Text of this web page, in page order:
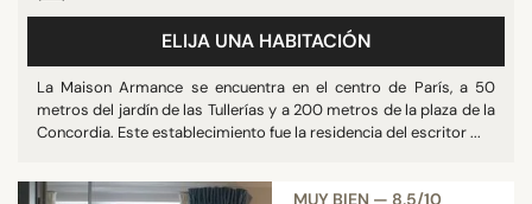
ELIJA UNA HABITACIÓN
La Maison Armance se encuentra en el centro de París, a 50
metros del jardín de las Tullerías y a 200 metros de la plaza de la
Concordia. Este establecimiento fue la residencia del escritor ...
MUY BIEN — 8,5/10